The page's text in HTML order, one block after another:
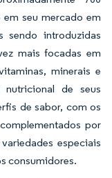
seu mercado em
sendo introduzidas
mais focadas em
minerais e
de seus
de sabor, com os
por
especiais
consumidores.